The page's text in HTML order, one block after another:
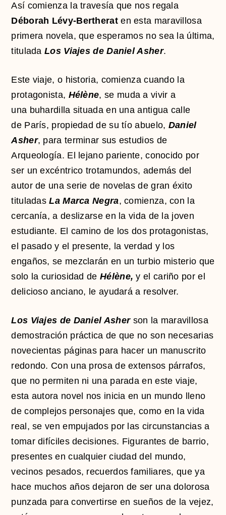
Así comienza la travesía que nos regala
Déborah Lévy-Bertheraten esta maravillosa
primera novela, que esperamos no sea la última,
tituladaLos Viajes de Daniel Asher.
Este viaje, o historia, comienza cuando la
protagonista, Hélène, se muda a vivir a
una buhardilla situada en una antigua calle
de París, propiedad de su tío abuelo, Daniel
Asher, para terminar sus estudios de
Arqueología. El lejano pariente, conocido por
ser un excéntrico trotamundos, además del
autor de una serie de novelas de gran éxito
tituladasLa Marca Negra, comienza, con la
cercanía, a deslizarse en la vida de la joven
estudiante. El camino de los dos protagonistas,
el pasado y el presente, la verdad y los
engaños, se mezclarán en un turbio misterio que
solo la curiosidad de Hélène,y el cariño por el
delicioso anciano, le ayudará a resolver.
Los Viajes de Daniel Asherson la maravillosa
demostración práctica de que no son necesarias
novecientas páginas para hacer un manuscrito
redondo. Con una prosa de extensos párrafos,
que no permiten ni una parada en este viaje,
esta autora novel nos inicia en un mundo lleno
de complejos personajes que, como en la vida
real, se ven empujados por las circunstancias a
tomar difíciles decisiones. Figurantes de barrio,
presentes en cualquier ciudad del mundo,
vecinos pesados, recuerdos familiares, que ya
hace muchos años dejaron de ser una dolorosa
punzada para convertirse en sueños de la vejez,